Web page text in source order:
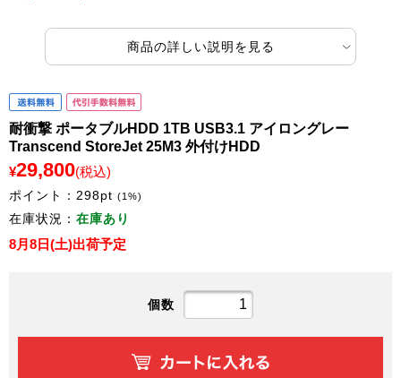
商品の詳しい説明を見る
耐衝撃 ポータブルHDD 1TB USB3.1 アイロングレー
Transcend StoreJet 25M3 外付けHDD
¥29,800(税込)
ポイント： 298pt (1%)
在庫状況： 在庫あり
8月8日(土)出荷予定
個数